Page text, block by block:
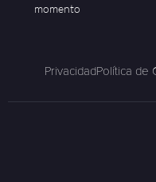
momento
PrivacidadPolítica de